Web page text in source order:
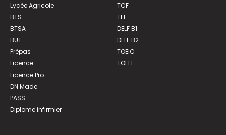
Lycée Agricole
BTS
BTSA
BUT
Prépas
Licence
Licence Pro
DN Made
PASS
Diplome infirmier
TCF
TEF
DELF B1
DELF B2
TOEIC
TOEFL